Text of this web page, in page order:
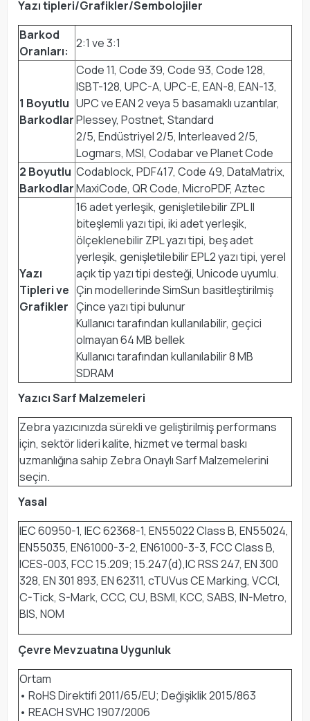
Yazı tipleri/Grafikler/Sembolojiler
Barkod
Oranları:
2:1 ve 3:1
1 Boyutlu
Barkodlar
Code 11, Code 39, Code 93, Code 128,
ISBT-128, UPC-A, UPC-E, EAN-8, EAN-13,
UPC ve EAN 2 veya 5 basamaklı uzantılar,
Plessey, Postnet, Standard
2/5, Endüstriyel 2/5, Interleaved 2/5,
Logmars, MSI, Codabar ve Planet Code
2 Boyutlu
Barkodlar
Codablock, PDF417, Code 49, DataMatrix,
MaxiCode, QR Code, MicroPDF, Aztec
Yazı
Tipleri ve
Grafikler
16 adet yerleşik, genişletilebilir ZPL II
biteşlemli yazı tipi, iki adet yerleşik,
ölçeklenebilir ZPL yazı tipi, beş adet
yerleşik, genişletilebilir EPL2 yazı tipi, yerel
açık tip yazı tipi desteği, Unicode uyumlu.
Çin modellerinde SimSun basitleştirilmiş
Çince yazı tipi bulunur
Kullanıcı tarafından kullanılabilir, geçici
olmayan 64 MB bellek
Kullanıcı tarafından kullanılabilir 8 MB
SDRAM
Yazıcı Sarf Malzemeleri
Zebra yazıcınızda sürekli ve geliştirilmiş performans
için, sektör lideri kalite, hizmet ve termal baskı
uzmanlığına sahip Zebra Onaylı Sarf Malzemelerini
seçin.
Yasal
IEC 60950-1, IEC 62368-1, EN55022 Class B, EN55024,
EN55035, EN61000-3-2, EN61000-3-3, FCC Class B,
ICES-003, FCC 15.209; 15.247(d),IC RSS 247, EN 300
328, EN 301 893, EN 62311, cTUVus CE Marking, VCCI,
C-Tick, S-Mark, CCC, CU, BSMI, KCC, SABS, IN-Metro,
BIS, NOM
Çevre Mevzuatına Uygunluk
Ortam
• RoHS Direktifi 2011/65/EU; Değişiklik 2015/863
• REACH SVHC 1907/2006